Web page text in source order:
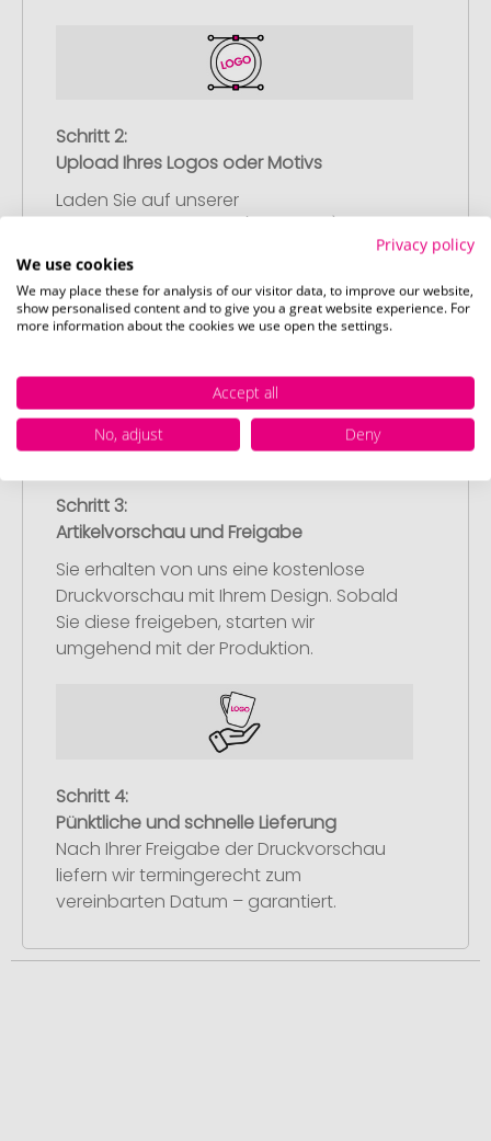
Schritt 2:
Upload Ihres Logos oder Motivs
Laden Sie auf unserer
oder Motiv hoch und schließen Sie Ihre
Bestellung ab. Falls Sie gerade keine
passende Datei zur Verfügung haben,
können Sie diese gerne später
Schritt 3:
Artikelvorschau und Freigabe
Sie erhalten von uns eine kostenlose
Druckvorschau mit Ihrem Design. Sobald
Sie diese freigeben, starten wir
umgehend mit der Produktion.
Schritt 4:
Pünktliche und schnelle Lieferung
Nach Ihrer Freigabe der Druckvorschau
liefern wir termingerecht zum
vereinbarten Datum – garantiert.
Privacy policy
We use cookies
We may place these for analysis of our visitor data, to improve our website,
show personalised content and to give you a great website experience. For
more information about the cookies we use open the settings.
Accept all
No, adjust
Deny